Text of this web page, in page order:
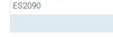
ES2090